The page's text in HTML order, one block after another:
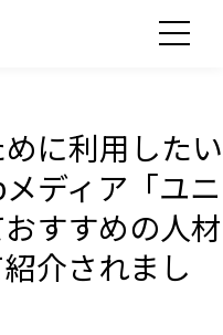
めに利用したい
ディア「ユニ
すすめの人材
介されまし